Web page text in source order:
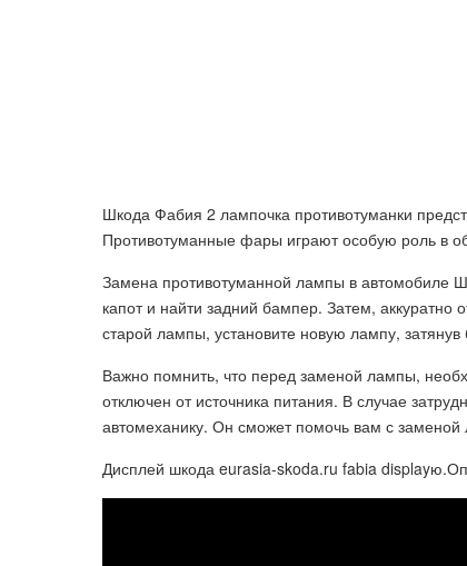
Шкода Фабия 2 лампочка противотуманки
Противотуманные фары играют особую роль в
Замена противотуманной лампы в автомобиле
капот и найти задний бампер. Затем, аккуратно
старой лампы, установите новую лампу, затянув
Важно помнить, что перед заменой лампы,
отключен от источника питания. В случае
автомеханику. Он сможет помочь вам с
Дисплей шкода eurasia-skoda.ru fabia